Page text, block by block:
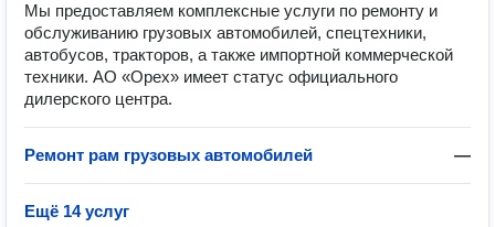
Мы предоставляем комплексные услуги по ремонту и
обслуживанию грузовых автомобилей, спецтехники,
автобусов, тракторов, а также импортной коммерческой
техники. АО «Орех» имеет статус официального
дилерского центра.
Ремонт рам грузовых автомобилей —
Ещё 14 услуг